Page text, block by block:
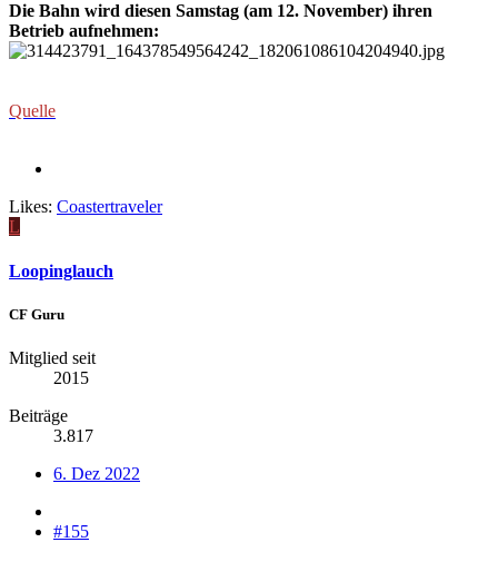
Die Bahn wird diesen Samstag (am 12. November) ihren
Betrieb aufnehmen:
Quelle
Likes: Coastertraveler
L
Loopinglauch
CF Guru
Mitglied seit
2015
Beiträge
3.817
6. Dez 2022
#155